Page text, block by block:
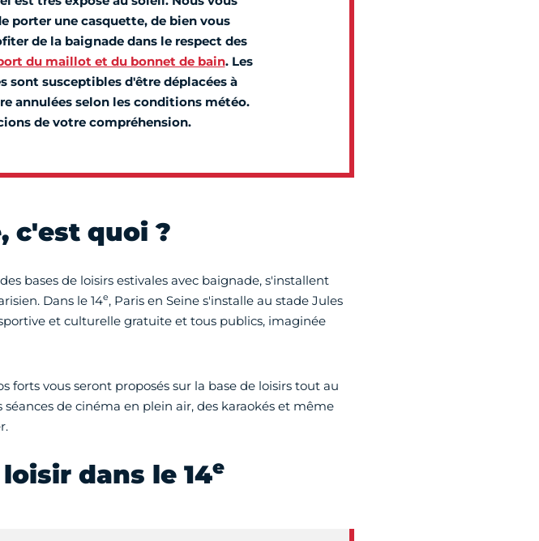
porter une casquette, de bien vous
de la baignade dans le respect des
du maillot et du bonnet de bain. Les
sont susceptibles d'être déplacées à
annulées selon les conditions météo.
de votre compréhension.
c'est quoi ?
bases de loisirs estivales avec baignade, s'installent
Dans le 14e, Paris en Seine s'installe au stade Jules
et culturelle gratuite et tous publics, imaginée
forts vous seront proposés sur la base de loisirs tout au
de cinéma en plein air, des karaokés et même
dans le 14e